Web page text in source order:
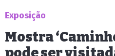
Exposição
Mostra